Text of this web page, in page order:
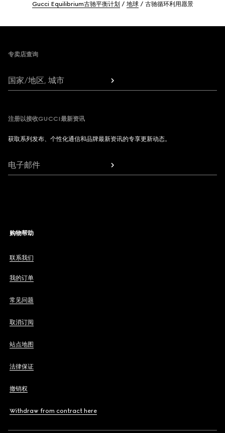
Gucci Equilibrium古驰平衡计划 地球 古驰循环利用愿景
专卖店查询
国家/地区, 城市
注册以接收GUCCI最新资讯
获取系列发布、个性化通信和品牌最新资讯的专享更新动态。
电子邮件
购物帮助
联系我们
我的订单
常见问题
取消订阅
站点地图
法律保证
撤销权
Withdraw from contract here